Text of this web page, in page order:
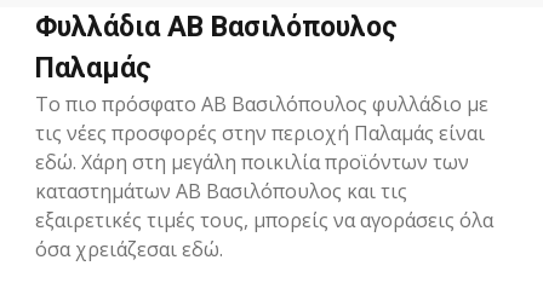
Φυλλάδια ΑΒ Βασιλόπουλος
Παλαμάς
Το πιο πρόσφατο ΑΒ Βασιλόπουλος φυλλάδιο με
τις νέες προσφορές στην περιοχή Παλαμάς είναι
εδώ. Χάρη στη μεγάλη ποικιλία προϊόντων των
καταστημάτων ΑΒ Βασιλόπουλος και τις
εξαιρετικές τιμές τους, μπορείς να αγοράσεις όλα
όσα χρειάζεσαι εδώ.